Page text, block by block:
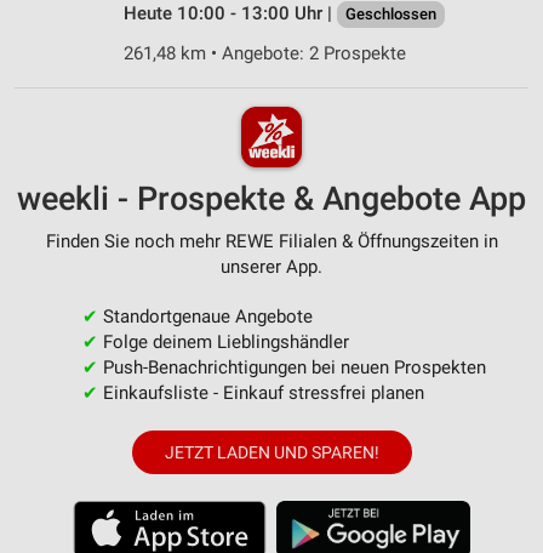
Heute 10:00 - 13:00 Uhr |
Geschlossen
261,48 km • Angebote: 2 Prospekte
weekli - Prospekte & Angebote App
Finden Sie noch mehr REWE Filialen & Öffnungszeiten in
unserer App.
✔ Standortgenaue Angebote
✔ Folge deinem Lieblingshändler
✔ Push-Benachrichtigungen bei neuen Prospekten
✔ Einkaufsliste - Einkauf stressfrei planen
JETZT LADEN UND SPAREN!